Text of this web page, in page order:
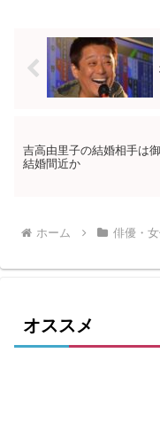
吉高由里子の結婚相手は
結婚間近か
ホーム 俳優・
オススメ